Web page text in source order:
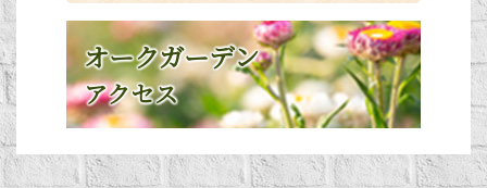
オークガーデン
アクセス